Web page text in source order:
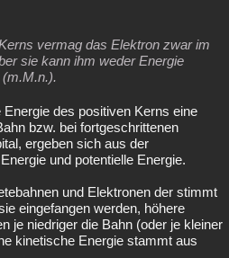
vermag das Elektron zwar im
sie kann ihm weder Energie
des positiven Kerns eine
bzw. bei fortgeschrittenen
ergeben sich aus der
und potentielle Energie.
und Elektronen der stimmt
eingefangen werden, höhere
je niedriger die Bahn (oder je kleiner
kinetische Energie stammt aus